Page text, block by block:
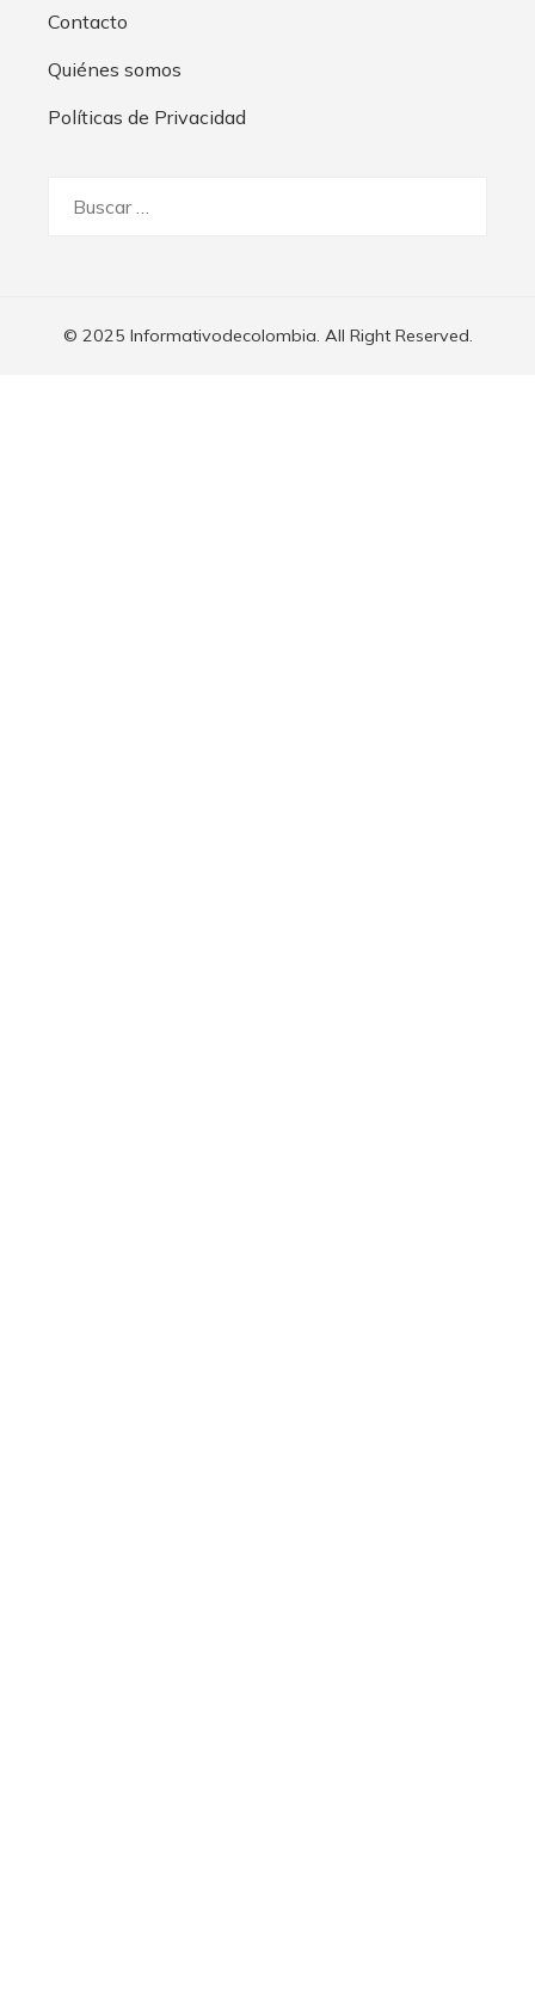
Contacto
Quiénes somos
Políticas de Privacidad
© 2025 Informativodecolombia. All Right Reserved.